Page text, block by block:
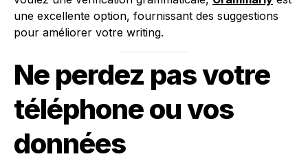
une excellente option, fournissant des suggestions
pour améliorer votre writing.
Ne perdez pas votre
téléphone ou vos
données